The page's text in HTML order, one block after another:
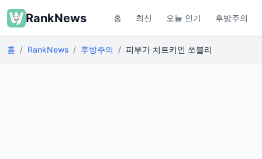
RankNews 홈 최신 오늘 인기 후방주의
홈 RankNews 후방주의 피부가 치트키인 쏘블리